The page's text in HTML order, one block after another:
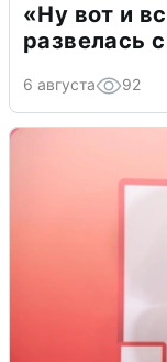
«Ну вот и
развелась
6 августа 92